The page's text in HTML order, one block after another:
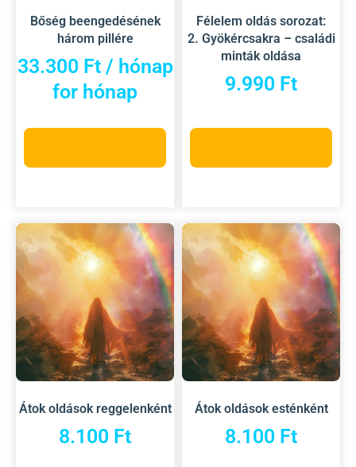
Bőség beengedésének
három pillére
33.300 Ft / hónap
for hónap
Félelem oldás sorozat:
2. Gyökércsakra – családi
minták oldása
9.990 Ft
Átok oldások reggelenként
8.100 Ft
Átok oldások esténként
8.100 Ft